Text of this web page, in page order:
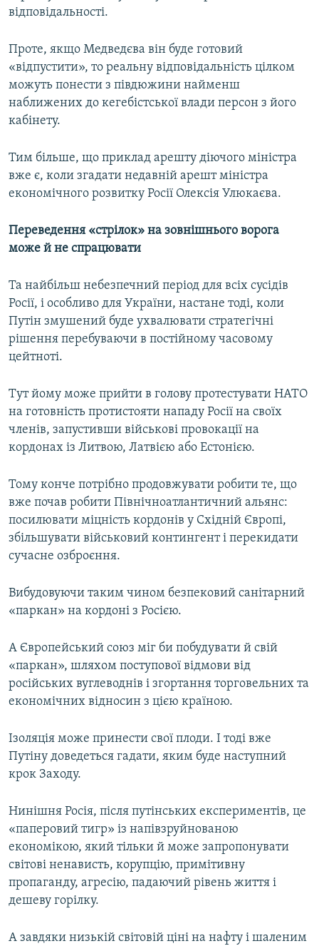
відповідальності.
Проте, якщо Медведєва він буде готовий
«відпустити», то реальну відповідальність цілком
можуть понести з півдюжини найменш
наближених до кегебістської влади персон з його
кабінету.
Тим більше, що приклад арешту діючого міністра
вже є, коли згадати недавній арешт міністра
економічного розвитку Росії Олексія Улюкаєва.
Переведення «стрілок» на зовнішнього ворога
може й не спрацювати
Та найбільш небезпечний період для всіх сусідів
Росії, і особливо для України, настане тоді, коли
Путін змушений буде ухвалювати стратегічні
рішення перебуваючи в постійному часовому
цейтноті.
Тут йому може прийти в голову протестувати НАТО
на готовність протистояти нападу Росії на своїх
членів, запустивши військові провокації на
кордонах із Литвою, Латвією або Естонією.
Тому конче потрібно продовжувати робити те, що
вже почав робити Північноатлантичний альянс:
посилювати міцність кордонів у Східній Європі,
збільшувати військовий контингент і перекидати
сучасне озброєння.
Вибудовуючи таким чином безпековий санітарний
«паркан» на кордоні з Росією.
А Європейський союз міг би побудувати й свій
«паркан», шляхом поступової відмови від
російських вуглеводнів і згортання торговельних та
економічних відносин з цією країною.
Ізоляція може принести свої плоди. І тоді вже
Путіну доведеться гадати, яким буде наступний
крок Заходу.
Нинішня Росія, після путінських експериментів, це
«паперовий тигр» із напівзруйнованою
економікою, який тільки й може запропонувати
світові ненависть, корупцію, примітивну
пропаганду, агресію, падаючий рівень життя і
дешеву горілку.
А завдяки низькій світовій ціні на нафту і шаленим